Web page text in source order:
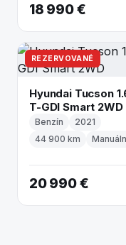
18 990 €
REZERVOVANÉ
Hyundai Tucson
T-GDI Smart 2WD
Benzín
2021
44 900 km
20 990 €